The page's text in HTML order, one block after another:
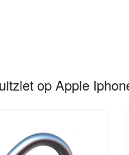
op Apple